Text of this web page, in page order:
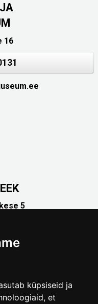
küpsiseid ja
et
16
5